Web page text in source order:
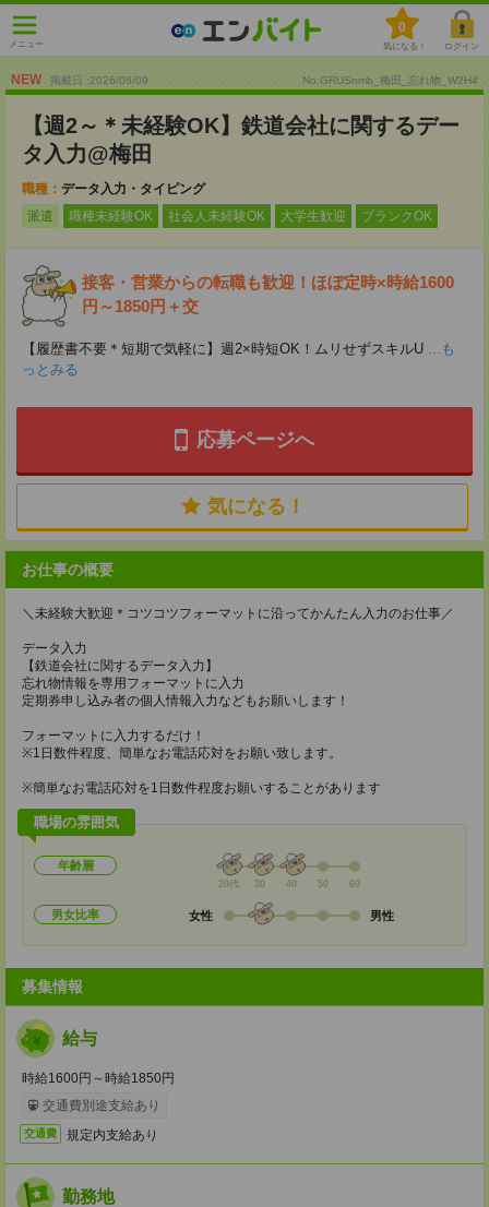
メニュー
0
気になる！ ログイン
NEW 掲載日 :2026/08/09 No.GRUSnmb_梅田_忘れ物_W2H4
【週2～＊未経験OK】鉄道会社に関するデー
タ入力@梅田
職種： データ入力・タイピング
派遣
職種未経験OK 社会人未経験OK 大学生歓迎 ブランクOK
接客・営業からの転職も歓迎！ほぼ定時×時給1600
円～1850円＋交
【履歴書不要＊短期で気軽に】週2×時短OK！ムリせずスキルU ...も
っとみる
応募ページへ
気になる！
お仕事の概要
＼未経験大歓迎＊コツコツフォーマットに沿ってかんたん入力のお仕事／
データ入力
【鉄道会社に関するデータ入力】
忘れ物情報を専用フォーマットに入力
定期券申し込み者の個人情報入力などもお願いします！
フォーマットに入力するだけ！
※1日数件程度、簡単なお電話応対をお願い致します。
※簡単なお電話応対を1日数件程度お願いすることがあります
職場の雰囲気
年齢層
20代 30 40 50 60
男女比率 女性 男性
募集情報
給与
時給1600円～時給1850円
交通費別途支給あり
交通費 規定内支給あり
勤務地